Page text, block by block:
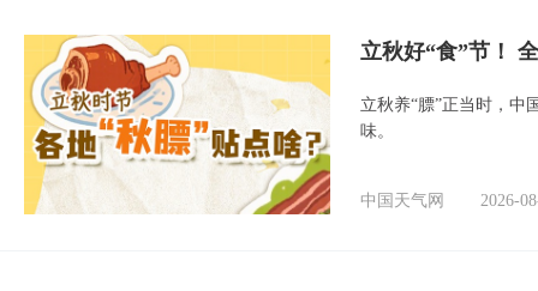
立秋好“食”节！
立秋养“膘”正当时，中
味。
中国天气网 2026-